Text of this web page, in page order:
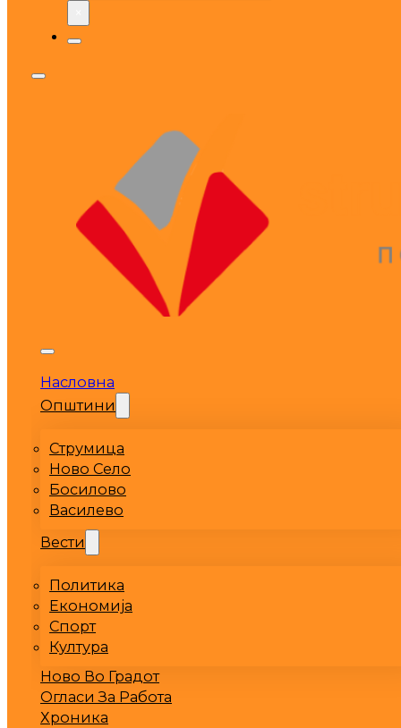
Насловна
Општини
Струмица
Ново Село
Босилово
Василево
Вести
Политика
Економија
Спорт
Култура
Ново Во Градот
Огласи За Работа
Хроника